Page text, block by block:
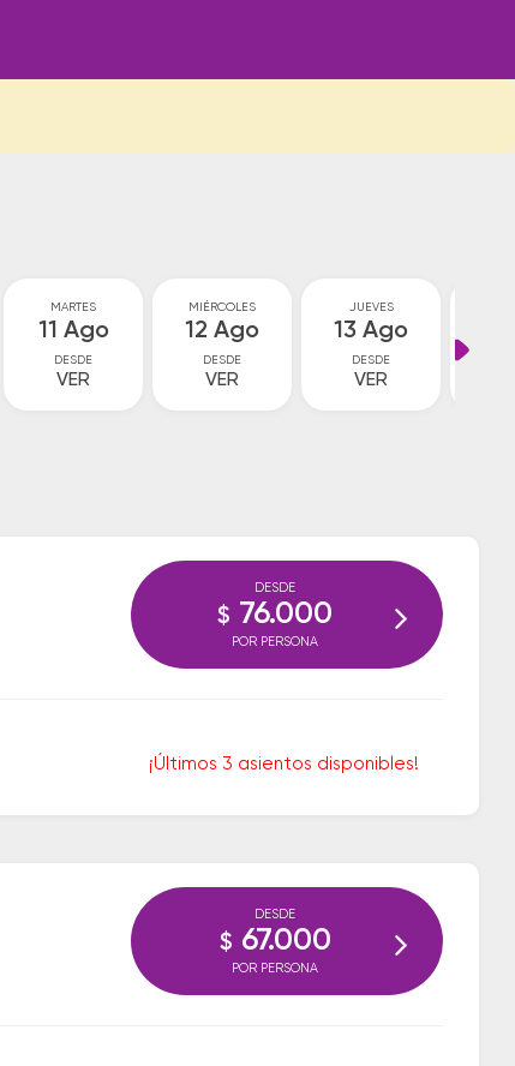
MARTES
11 Ago
DESDE
VER
MIÉRCOLES
12 Ago
DESDE
VER
JUEVES
13 Ago
DESDE
VER
¡Últimos 3 asientos disponibles!
DESDE
$ 76.000
POR PERSONA
DESDE
$ 67.000
POR PERSONA